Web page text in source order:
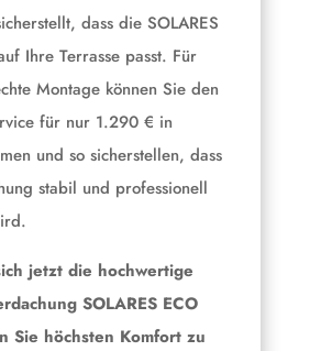
dass die SOLARES
Ihre Terrasse passt. Für
Montage können Sie den
für nur 1.290 € in
und so sicherstellen, dass
stabil und professionell
jetzt die hochwertige
SOLARES ECO
Sie höchsten Komfort zu